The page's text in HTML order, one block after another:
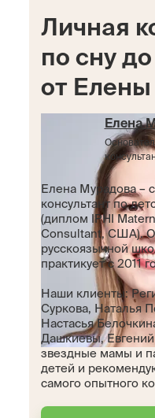
Личная
по сну
от
Елена
Елена Мурадова –
консультант по
(диплом IPHI
Consultant, США).
русскоязычной
практикует с 2011
Наши клиенты:
Суркова, Наталья
Настасья
Дашкиевы, Евгений
звездные мамы и
детей и
самого опытного